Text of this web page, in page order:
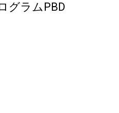
グラムPBD